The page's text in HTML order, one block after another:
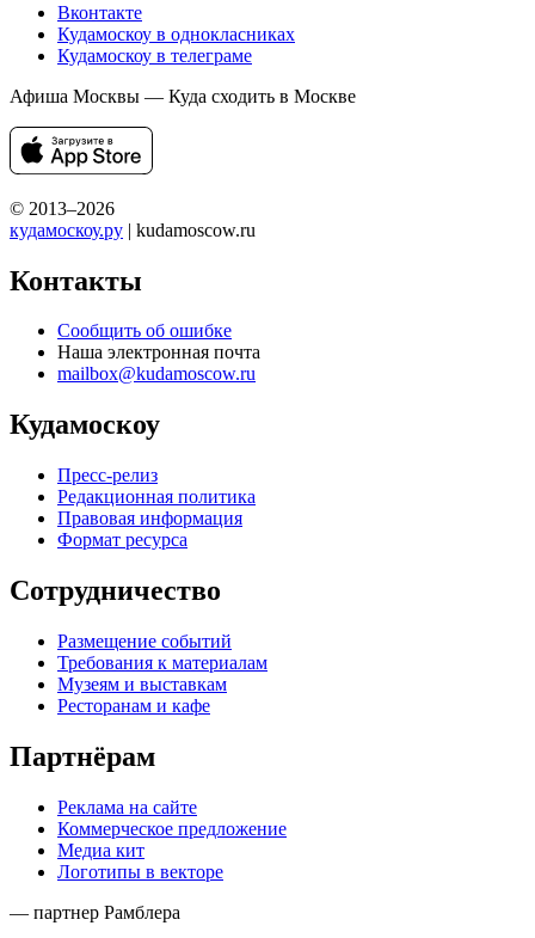
Вконтакте
Кудамоскоу в однокласниках
Кудамоскоу в телеграме
Афиша Москвы — Куда сходить в Москве
© 2013–2026
кудамоскоу.ру | kudamoscow.ru
Контакты
Сообщить об ошибке
Наша электронная почта
mailbox@kudamoscow.ru
Кудамоскоу
Пресс-релиз
Редакционная политика
Правовая информация
Формат ресурса
Сотрудничество
Размещение событий
Требования к материалам
Музеям и выставкам
Ресторанам и кафе
Партнёрам
Реклама на сайте
Коммерческое предложение
Медиа кит
Логотипы в векторе
— партнер Рамблера